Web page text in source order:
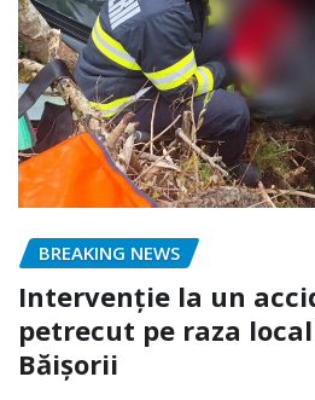
BREAKING NEWS
Intervenție la un
petrecut pe raza
Băișorii